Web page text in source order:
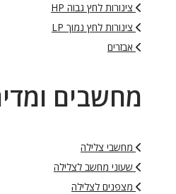
צינורות לחץ גבוה HP
צינורות לחץ נמוך LP
אבזרים
מחשבים
מחשבי צלילה
שעוני מחשב לצלילה
מצפנים לצלילה